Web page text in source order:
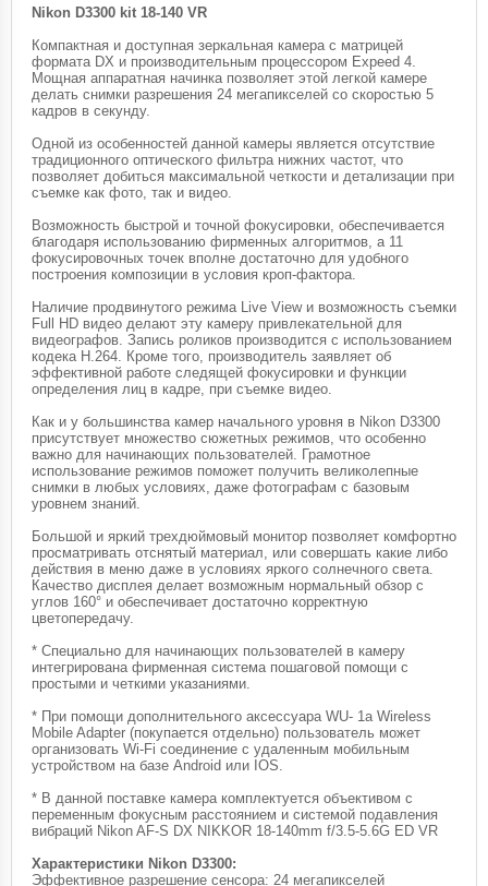
Nikon D3300 kit 18-140 VR
Компактная и доступная зеркальная камера с матрицей
формата DX и производительным процессором Expeed 4.
Мощная аппаратная начинка позволяет этой легкой камере
делать снимки разрешения 24 мегапикселей со скоростью 5
кадров в секунду.
Одной из особенностей данной камеры является отсутствие
традиционного оптического фильтра нижних частот, что
позволяет добиться максимальной четкости и детализации при
съемке как фото, так и видео.
Возможность быстрой и точной фокусировки, обеспечивается
благодаря использованию фирменных алгоритмов, а 11
фокусировочных точек вполне достаточно для удобного
построения композиции в условия кроп-фактора.
Наличие продвинутого режима Live View и возможность съемки
Full HD видео делают эту камеру привлекательной для
видеографов. Запись роликов производится с использованием
кодека H.264. Кроме того, производитель заявляет об
эффективной работе следящей фокусировки и функции
определения лиц в кадре, при съемке видео.
Как и у большинства камер начального уровня в Nikon D3300
присутствует множество сюжетных режимов, что особенно
важно для начинающих пользователей. Грамотное
использование режимов поможет получить великолепные
снимки в любых условиях, даже фотографам с базовым
уровнем знаний.
Большой и яркий трехдюймовый монитор позволяет комфортно
просматривать отснятый материал, или совершать какие либо
действия в меню даже в условиях яркого солнечного света.
Качество дисплея делает возможным нормальный обзор с
углов 160° и обеспечивает достаточно корректную
цветопередачу.
* Специально для начинающих пользователей в камеру
интегрирована фирменная система пошаговой помощи с
простыми и четкими указаниями.
* При помощи дополнительного аксессуара WU- 1a Wireless
Mobile Adapter (покупается отдельно) пользователь может
организовать Wi-Fi соединение с удаленным мобильным
устройством на базе Android или IOS.
* В данной поставке камера комплектуется объективом с
переменным фокусным расстоянием и системой подавления
вибраций Nikon AF-S DX NIKKOR 18-140mm f/3.5-5.6G ED VR
Характеристики Nikon D3300:
Эффективное разрешение сенсора: 24 мегапикселей